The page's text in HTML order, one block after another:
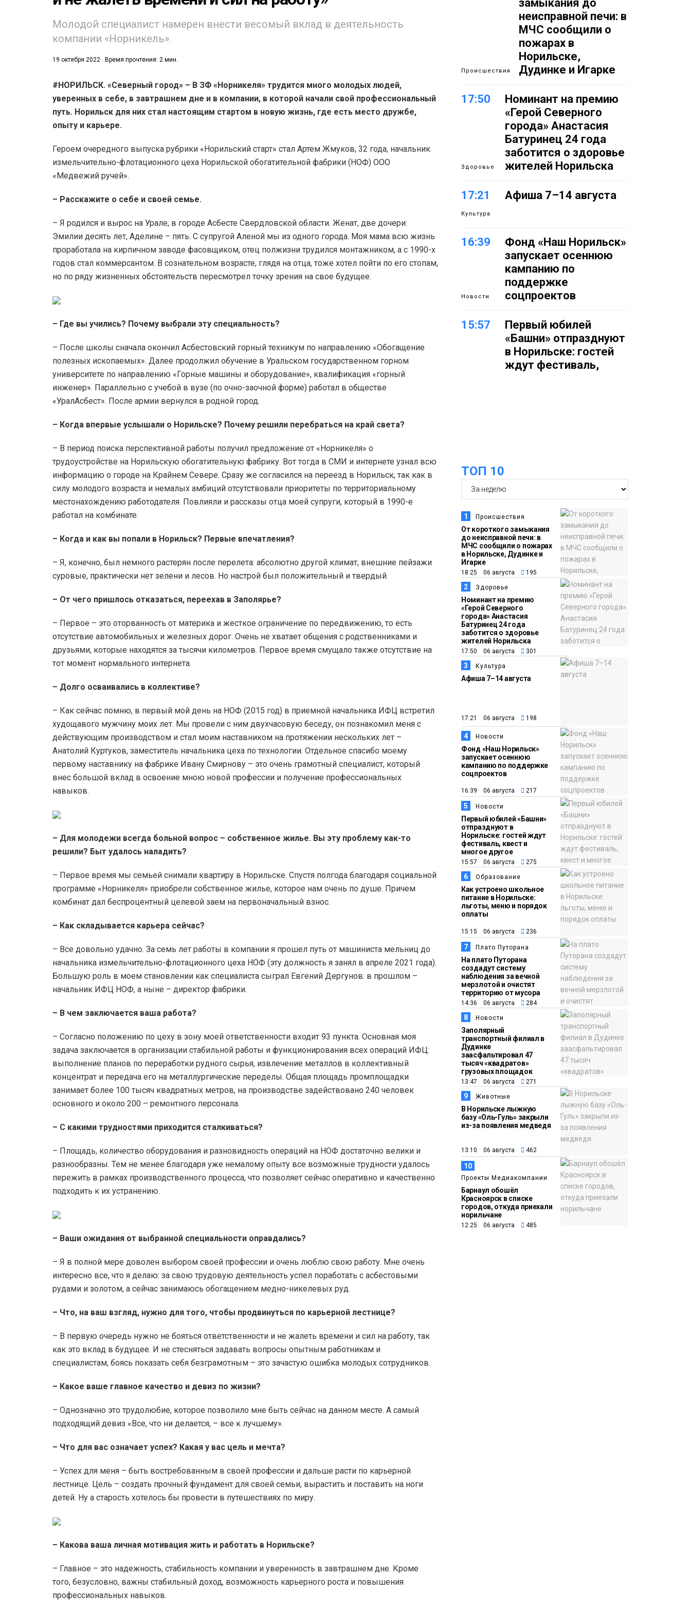
Молодой специалист намерен внести весомый вклад в деятельность
компании «Норникель».
19 октября 2022 Время прочтения: 2 мин.
#НОРИЛЬСК. «Северный город» – В ЗФ «Норникеля» трудится много молодых людей,
уверенных в себе, в завтрашнем дне и в компании, в которой начали свой профессиональный
путь. Норильск для них стал настоящим стартом в новую жизнь, где есть место дружбе,
опыту и карьере.
Героем очередного выпуска рубрики «Норильский старт» стал Артем Жмуков, 32 года, начальник
измельчительно-флотационного цеха Норильской обогатительной фабрики (НОФ) ООО
«Медвежий ручей».
– Расскажите о себе и своей семье.
– Я родился и вырос на Урале, в городе Асбесте Свердловской области. Женат, две дочери:
Эмилии десять лет, Аделине – пять. С супругой Аленой мы из одного города. Моя мама всю жизнь
проработала на кирпичном заводе фасовщиком, отец полжизни трудился монтажником, а с 1990-х
годов стал коммерсантом. В сознательном возрасте, глядя на отца, тоже хотел пойти по его стопам,
но по ряду жизненных обстоятельств пересмотрел точку зрения на свое будущее.
– Где вы учились? Почему выбрали эту специальность?
– После школы сначала окончил Асбестовский горный техникум по направлению «Обогащение
полезных ископаемых». Далее продолжил обучение в Уральском государственном горном
университете по направлению «Горные машины и оборудование», квалификация «горный
инженер». Параллельно с учебой в вузе (по очно-заочной форме) работал в обществе
«УралАсбест». После армии вернулся в родной город.
– Когда впервые услышали о Норильске? Почему решили перебраться на край света?
– В период поиска перспективной работы получил предложение от «Норникеля» о
трудоустройстве на Норильскую обогатительную фабрику. Вот тогда в СМИ и интернете узнал всю
информацию о городе на Крайнем Севере. Сразу же согласился на переезд в Норильск, так как в
силу молодого возраста и немалых амбиций отсутствовали приоритеты по территориальному
местонахождению работодателя. Повлияли и рассказы отца моей супруги, который в 1990-е
работал на комбинате.
– Когда и как вы попали в Норильск? Первые впечатления?
– Я, конечно, был немного растерян после перелета: абсолютно другой климат, внешние пейзажи
суровые, практически нет зелени и лесов. Но настрой был положительный и твердый.
– От чего пришлось отказаться, переехав в Заполярье?
– Первое – это оторванность от материка и жесткое ограничение по передвижению, то есть
отсутствие автомобильных и железных дорог. Очень не хватает общения с родственниками и
друзьями, которые находятся за тысячи километров. Первое время смущало также отсутствие на
тот момент нормального интернета.
– Долго осваивались в коллективе?
– Как сейчас помню, в первый мой день на НОФ (2015 год) в приемной начальника ИФЦ встретил
худощавого мужчину моих лет. Мы провели с ним двухчасовую беседу, он познакомил меня с
действующим производством и стал моим наставником на протяжении нескольких лет –
Анатолий Куртуков, заместитель начальника цеха по технологии. Отдельное спасибо моему
первому наставнику на фабрике Ивану Смирнову – это очень грамотный специалист, который
внес большой вклад в освоение мною новой профессии и получение профессиональных
навыков.
– Для молодежи всегда больной вопрос – собственное жилье. Вы эту проблему как-то
решили? Быт удалось наладить?
– Первое время мы семьей снимали квартиру в Норильске. Спустя полгода благодаря социальной
программе «Норникеля» приобрели собственное жилье, которое нам очень по душе. Причем
комбинат дал беспроцентный целевой заем на первоначальный взнос.
– Как складывается карьера сейчас?
– Все довольно удачно. За семь лет работы в компании я прошел путь от машиниста мельниц до
начальника измельчительно-флотационного цеха НОФ (эту должность я занял в апреле 2021 года).
Большую роль в моем становлении как специалиста сыграл Евгений Дергунов: в прошлом –
начальник ИФЦ НОФ, а ныне – директор фабрики.
– В чем заключается ваша работа?
– Согласно положению по цеху в зону моей ответственности входит 93 пункта. Основная моя
задача заключается в организации стабильной работы и функционирования всех операций ИФЦ:
выполнение планов по переработки рудного сырья, извлечение металлов в коллективный
концентрат и передача его на металлургические переделы. Общая площадь промплощадки
занимает более 100 тысяч квадратных метров, на производстве задействовано 240 человек
основного и около 200 – ремонтного персонала.
– С какими трудностями приходится сталкиваться?
– Площадь, количество оборудования и разновидность операций на НОФ достаточно велики и
разнообразны. Тем не менее благодаря уже немалому опыту все возможные трудности удалось
пережить в рамках производственного процесса, что позволяет сейчас оперативно и качественно
подходить к их устранению.
– Ваши ожидания от выбранной специальности оправдались?
– Я в полной мере доволен выбором своей профессии и очень люблю свою работу. Мне очень
интересно все, что я делаю: за свою трудовую деятельность успел поработать с асбестовыми
рудами и золотом, а сейчас занимаюсь обогащением медно-никелевых руд.
– Что, на ваш взгляд, нужно для того, чтобы продвинуться по карьерной лестнице?
– В первую очередь нужно не бояться ответственности и не жалеть времени и сил на работу, так
как это вклад в будущее. И не стесняться задавать вопросы опытным работникам и
специалистам, боясь показать себя безграмотным – это зачастую ошибка молодых сотрудников.
– Какое ваше главное качество и девиз по жизни?
– Однозначно это трудолюбие, которое позволило мне быть сейчас на данном месте. А самый
подходящий девиз «Все, что ни делается, – все к лучшему».
– Что для вас означает успех? Какая у вас цель и мечта?
– Успех для меня – быть востребованным в своей профессии и дальше расти по карьерной
лестнице. Цель – создать прочный фундамент для своей семьи, вырастить и поставить на ноги
детей. Ну а старость хотелось бы провести в путешествиях по миру.
– Какова ваша личная мотивация жить и работать в Норильске?
– Главное – это надежность, стабильность компании и уверенность в завтрашнем дне. Кроме
того, безусловно, важны стабильный доход, возможность карьерного роста и повышения
профессиональных навыков.
Происшествия
замыкания до
неисправной печи: в
МЧС сообщили о
пожарах в
Норильске,
Дудинке и Игарке
17:50
Здоровье
Номинант на премию
«Герой Северного
города» Анастасия
Батуринец 24 года
заботится о здоровье
жителей Норильска
17:21
Культура
Афиша 7–14 августа
16:39
Новости
Фонд «Наш Норильск»
запускает осеннюю
кампанию по
поддержке
соцпроектов
15:57
Первый юбилей
«Башни» отпразднуют
в Норильске: гостей
ждут фестиваль,
14:36
Плато
Путорана
На плато Путорана
создадут систему
наблюдения за вечной
мерзлотой и очистят
территорию от мусора
13:47
Новости
Заполярный
транспортный филиал
в Дудинке
заасфальтировал 47
тысяч «квадратов»
грузовых площадок
13:10
В Норильске лыжную
базу «Оль-Гуль»
12:25
Медиакомпании
Барнаул обошёл
Красноярск в
списке городов,
откуда приехали
норильчане
ТОП 10
1 Происшествия
От короткого замыкания
до неисправной печи: в
МЧС сообщили о пожарах
в Норильске, Дудинке и
Игарке
18:25 06 августа 195
2 Здоровье
Номинант на премию
«Герой Северного
города» Анастасия
Батуринец 24 года
заботится о здоровье
жителей Норильска
17:50 06 августа 301
3 Культура
Афиша 7–14 августа
17:21 06 августа 198
4 Новости
Фонд «Наш Норильск»
запускает осеннюю
кампанию по поддержке
соцпроектов
16:39 06 августа 217
5 Новости
Первый юбилей «Башни»
отпразднуют в
Норильске: гостей ждут
фестиваль, квест и
многое другое
15:57 06 августа 275
6 Образование
Как устроено школьное
питание в Норильске:
льготы, меню и порядок
оплаты
15:15 06 августа 236
7 Плато Путорана
На плато Путорана
создадут систему
наблюдения за вечной
мерзлотой и очистят
территорию от мусора
14:36 06 августа 284
8 Новости
Заполярный
транспортный филиал в
Дудинке
заасфальтировал 47
тысяч «квадратов»
грузовых площадок
13:47 06 августа 271
9 Животные
В Норильске лыжную
базу «Оль-Гуль» закрыли
из-за появления медведя
13:10 06 августа 462
10
Проекты Медиакомпании
Барнаул обошёл
Красноярск в списке
городов, откуда приехали
норильчане
12:25 06 августа 485